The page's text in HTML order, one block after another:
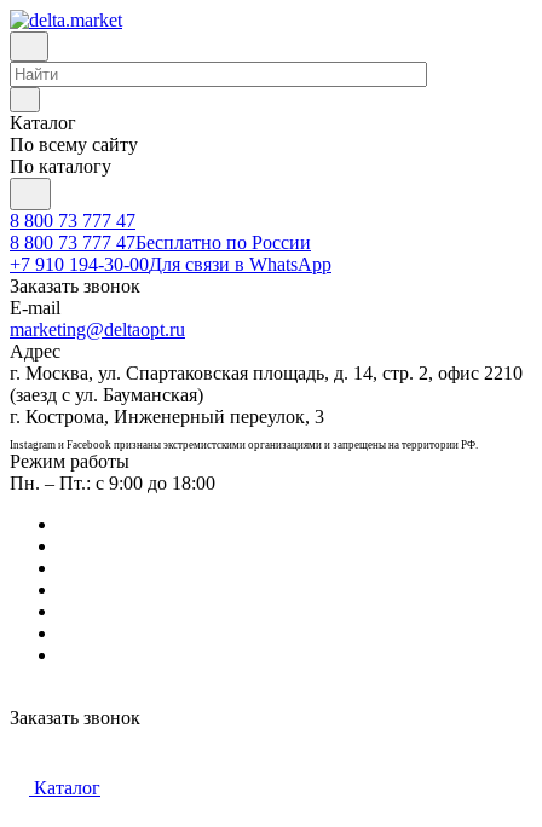
Каталог
По всему сайту
По каталогу
8 800 73 777 47
8 800 73 777 47Бесплатно по России
+7 910 194-30-00Для связи в WhatsApp
Заказать звонок
E-mail
marketing@deltaopt.ru
Адрес
г. Москва, ул. Спартаковская площадь, д. 14, стр. 2, офис 2210
(заезд с ул. Бауманская)
г. Кострома, Инженерный переулок, 3
Instagram и Facebook признаны экстремистскими организациями и запрещены на территории РФ.
Режим работы
Пн. – Пт.: с 9:00 до 18:00
Заказать звонок
Каталог